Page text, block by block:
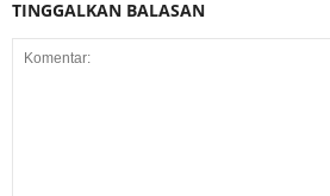
TINGGALKAN BALASAN